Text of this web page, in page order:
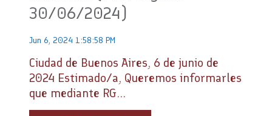
30/06/2024)
Jun 6, 2024 1:58:58 PM
Ciudad de Buenos Aires, 6 de junio de
2024 Estimado/a, Queremos informarles
que mediante RG...